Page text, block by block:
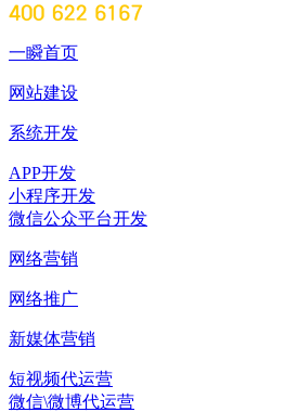
一瞬首页
网站建设
系统开发
APP开发
小程序开发
微信公众平台开发
网络营销
网络推广
新媒体营销
短视频代运营
微信\微博代运营